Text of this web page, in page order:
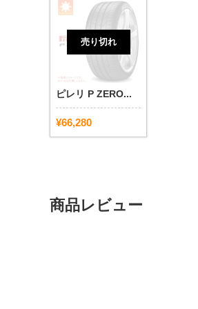
売り切れ
ピレリ P ZERO...
¥66,280
商品レビュー